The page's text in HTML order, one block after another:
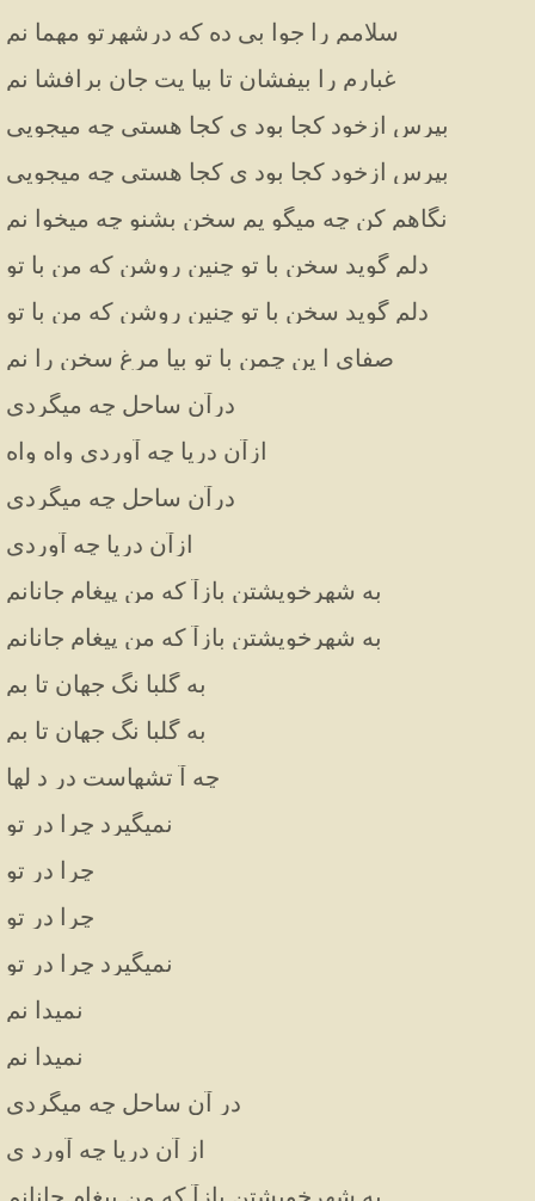
سلامم را جوا بی ده که درشهرتو مهما نم
غبارم را بیفشان تا بپا یت جان برافشا نم
بپرس ازخود کجا بود ی کجا هستی چه میجویی
بپرس ازخود کجا بود ی کجا هستی چه میجویی
نگاهم کن چه میگو یم سخن بشنو چه میخوا نم
دلم گوید سخن با تو چنین روشن که من با تو
دلم گوید سخن با تو چنین روشن که من با تو
صفای ا ین چمن با تو بیا مرغ سخن را نم
درآن ساحل چه میگردی
ازآن دریا چه آوردی واه واه
درآن ساحل چه میگردی
ازآن دریا چه آوردی
به شهرخویشتن بازآ که من پیغام جانانم
به شهرخویشتن بازآ که من پیغام جانانم
به گلبا نگ جهان تا بم
به گلبا نگ جهان تا بم
چه آ تشهاست در د لها
نمیگیرد چرا در تو
چرا در تو
چرا در تو
نمیگیرد چرا در تو
نمیدا نم
نمیدا نم
در آن ساحل چه میگردی
از آن دریا چه آورد ی